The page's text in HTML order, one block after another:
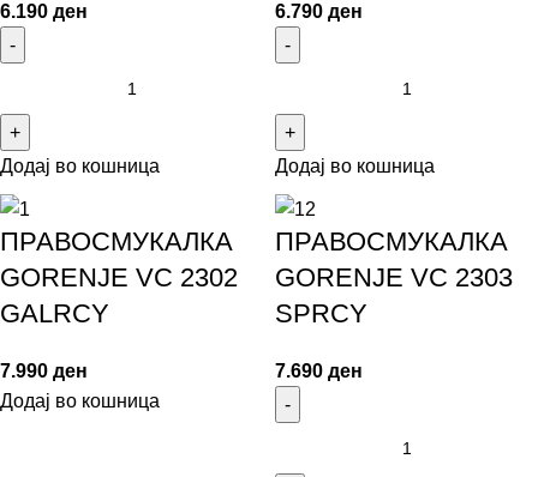
6.190 ден
Додај во кошница
6.790 ден
Додај во кошница
ПРАВОСМУКАЛКА
GORENJE VC 2302
GALRCY
7.990 ден
Додај во кошница
ПРАВОСМУКАЛКА
GORENJE VC 2303
SPRCY
7.690 ден